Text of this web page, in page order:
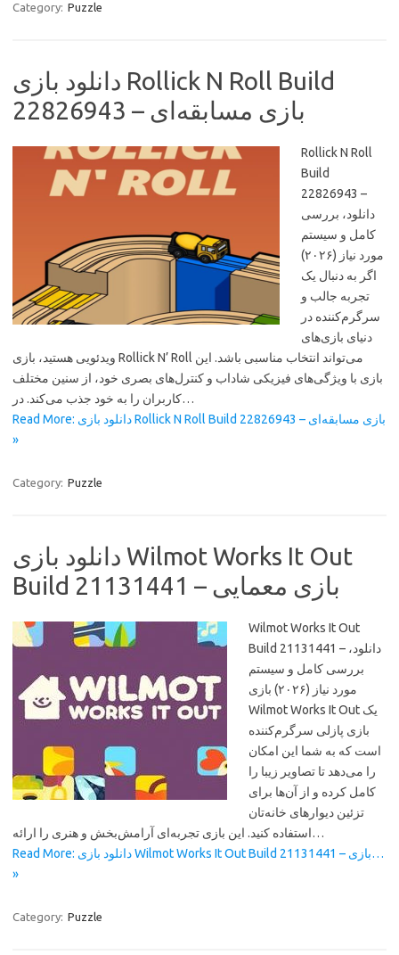
Category: Puzzle
دانلود بازی Rollick N Roll Build
22826943 – بازی مسابقه‌ای
Rollick N Roll
Build
22826943 –
دانلود، بررسی
کامل و سیستم
مورد نیاز (۲۰۲۶)
اگر به دنبال یک
تجربه جالب و
سرگرم‌کننده در
دنیای بازی‌های
ویدئویی هستید، بازی Rollick N’ Roll می‌تواند انتخاب مناسبی باشد. این
بازی با ویژگی‌های فیزیکی شاداب و کنترل‌های بصری خود، از سنین مختلف
کاربران را به خود جذب می‌کند. در…
Read More: دانلود بازی Rollick N Roll Build 22826943 – بازی مسابقه‌ای
»
Category: Puzzle
دانلود بازی Wilmot Works It Out
Build 21131441 – بازی معمایی
Wilmot Works It Out
Build 21131441 – دانلود،
بررسی کامل و سیستم
مورد نیاز (۲۰۲۶) بازی
Wilmot Works It Out یک
بازی پازلی سرگرم‌کننده
است که به شما این امکان
را می‌دهد تا تصاویر زیبا را
کامل کرده و از آن‌ها برای
تزئین دیوارهای خانه‌تان
استفاده کنید. این بازی تجربه‌ای آرامش‌بخش و هنری را ارائه…
Read More: دانلود بازی Wilmot Works It Out Build 21131441 – بازی…
»
Category: Puzzle